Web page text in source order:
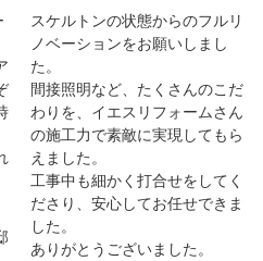
スケルトンの状態からのフルリ
ノベーションをお願いしまし
た。
間接照明など、たくさんのこだ
わりを、イエスリフォームさん
の施工力で素敵に実現してもら
えました。
工事中も細かく打合せをしてく
ださり、安心してお任せできま
した。
ありがとうございました。